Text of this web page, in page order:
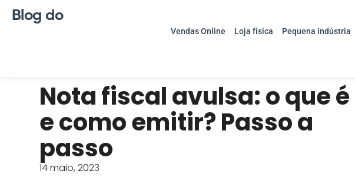
Blog do
Vendas Online Loja física Pequena indústria
Nota fiscal avulsa: o que é
e como emitir? Passo a
passo
14 maio, 2023